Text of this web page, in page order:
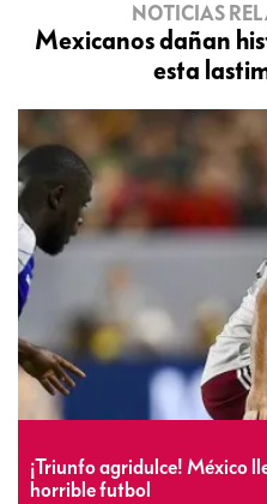
NOTICIAS
Mexicanos dañan
esta
¡Triunfo agridulce! México
horrible futbol